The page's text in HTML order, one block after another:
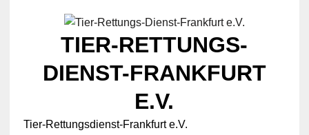
TIER-RETTUNGS-
DIENST-FRANKFURT
E.V.
Tier-Rettungsdienst-Frankfurt e.V.